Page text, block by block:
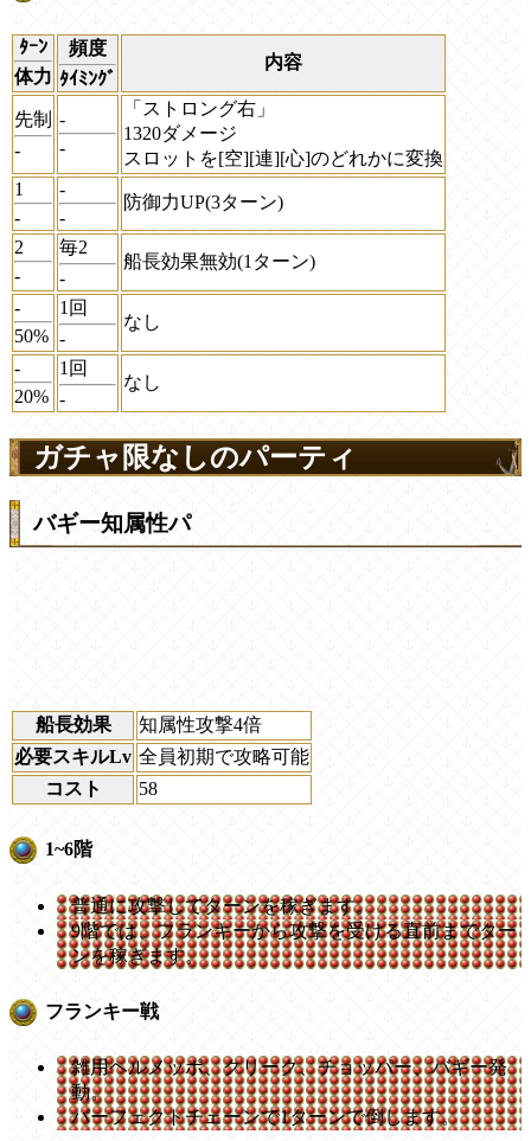
ﾀｰﾝ
体力
頻度
ﾀｲﾐﾝｸﾞ
内容
先制
-
-
-
「ストロング右」
1320ダメージ
スロットを[空][連][心]のどれかに変換
1
-
-
-
防御力UP(3ターン)
2
-
毎2
-
船長効果無効(1ターン)
-
50%
1回
-
なし
-
20%
1回
-
なし
ガチャ限なしのパーティ
バギー知属性パ
船長効果
知属性攻撃4倍
必要スキルLv 全員初期で攻略可能
コスト
58
1~6階
普通に攻撃してターンを稼ぎます。
9階では、フランキーから攻撃を受ける直前までター
ンを稼ぎます。
フランキー戦
雑用ヘルメッポ、クリーク、チョッパー、バギー発
動。
パーフェクトチェーンで1ターンで倒します。